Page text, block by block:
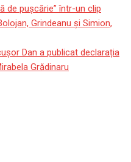
de pușcărie” într-un clip
Grindeanu și Simion,
Dan a publicat declarația
Grădinaru